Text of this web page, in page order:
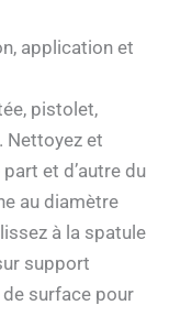
application et
pistolet,
Nettoyez et
et d’autre du
au diamètre
à la spatule
support
surface pour